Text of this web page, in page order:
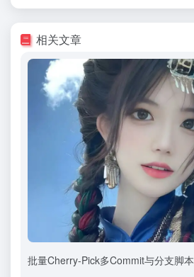
相关文章
批量Cherry-Pick多Commit与分支脚本